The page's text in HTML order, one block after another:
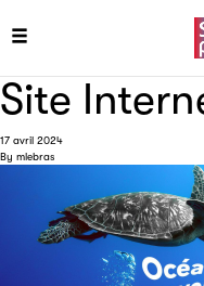
Site
17 avril 2024
By mlebras
Les petits champions
Le jeu de lecture à
enfants de CM1 et de